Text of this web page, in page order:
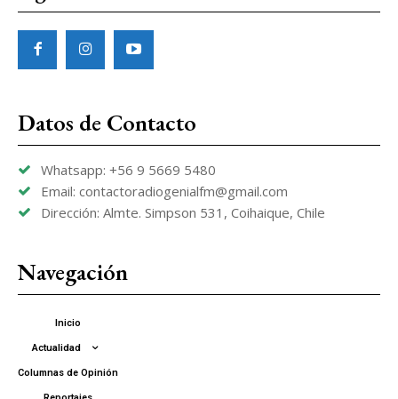
Datos de Contacto
Whatsapp: +56 9 5669 5480
Email: contactoradiogenialfm@gmail.com
Dirección: Almte. Simpson 531, Coihaique, Chile
Navegación
Inicio
Actualidad
Columnas de Opinión